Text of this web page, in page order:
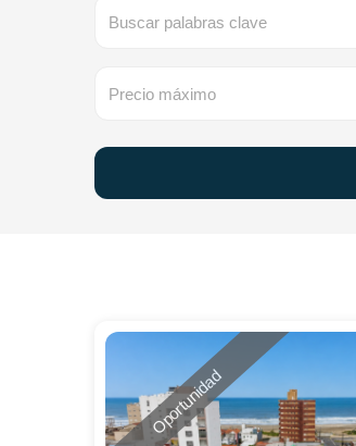
Oportunidad